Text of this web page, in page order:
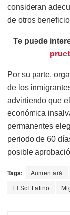
consideran
de otros
Te puede
Por su parte,
de los
advirtiendo que
económica
permanentes
periodo de 60
posible
Tags: Aumentará
El Sol Latino